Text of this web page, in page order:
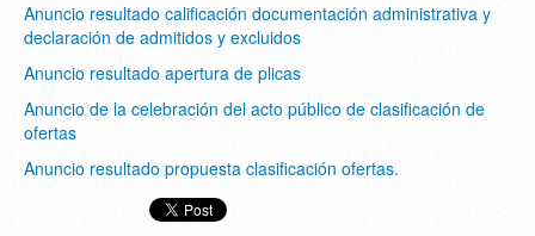
Anuncio resultado calificación documentación administrativa y
declaración de admitidos y excluidos
Anuncio resultado apertura de plicas
Anuncio de la celebración del acto público de clasificación de
ofertas
Anuncio resultado propuesta clasificación ofertas.